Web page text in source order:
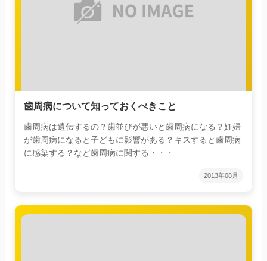
歯周病について知っておくべきこと
歯周病は遺伝するの？歯並びが悪いと歯周病になる？妊婦
が歯周病になると子どもに影響がある？キスすると歯周病
に感染する？など歯周病に関する・・・
2013年08月